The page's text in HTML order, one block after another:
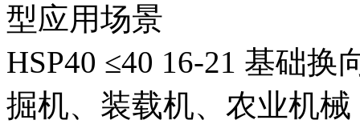
型应用场景‌
HSP40 ≤40 16-21 基础换
掘机、装载机、农业机